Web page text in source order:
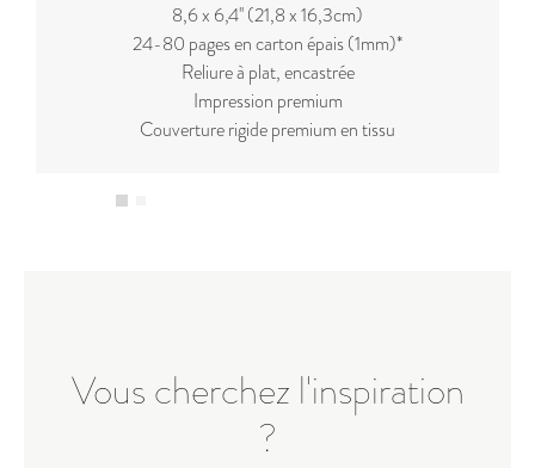
8,6 x 6,4'' (21,8 x 16,3cm)
24-80 pages en carton épais (1mm)*
Reliure à plat, encastrée
Impression premium
Couverture rigide premium en tissu
Vous cherchez l'inspiration
?